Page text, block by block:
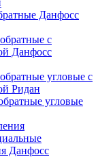
Данфосс
с
Данфосс
угловые с
Ридан
угловые
Данфосс